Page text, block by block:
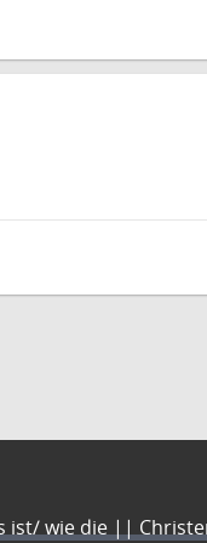
wie die ||